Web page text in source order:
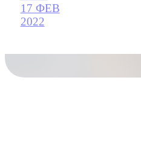
17 ФЕВ
2022